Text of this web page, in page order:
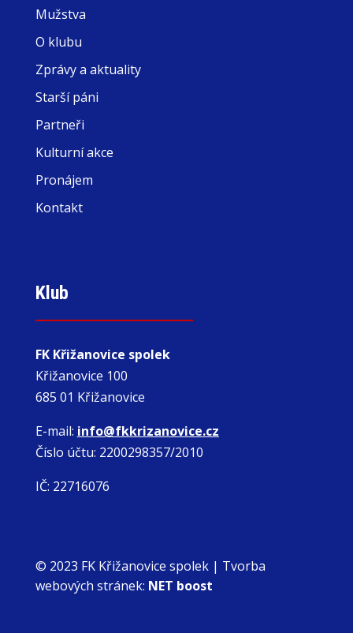
Mužstva
O klubu
Zprávy a aktuality
Starší páni
Partneři
Kulturní akce
Pronájem
Kontakt
Klub
FK Křižanovice spolek
Křižanovice 100
685 01 Křižanovice
E-mail: info@fkkrizanovice.cz
Číslo účtu: 2200298357/2010
IČ: 22716076
© 2023 FK Křižanovice spolek | Tvorba
webových stránek: NET boost